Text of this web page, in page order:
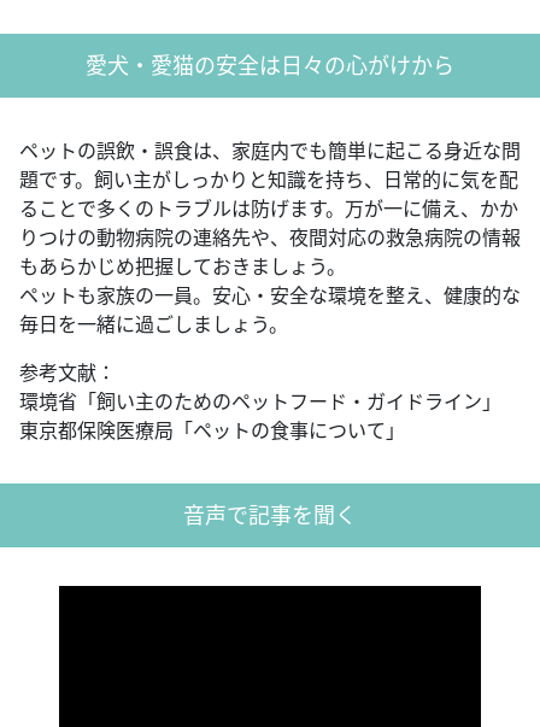
愛犬・愛猫の安全は日々の心がけから
ペットの誤飲・誤食は、家庭内でも簡単に起こる身近な問
題です。飼い主がしっかりと知識を持ち、日常的に気を配
ることで多くのトラブルは防げます。万が一に備え、かか
りつけの動物病院の連絡先や、夜間対応の救急病院の情報
もあらかじめ把握しておきましょう。
ペットも家族の一員。安心・安全な環境を整え、健康的な
毎日を一緒に過ごしましょう。
参考文献：
環境省「飼い主のためのペットフード・ガイドライン」
東京都保険医療局「ペットの食事について」
音声で記事を聞く